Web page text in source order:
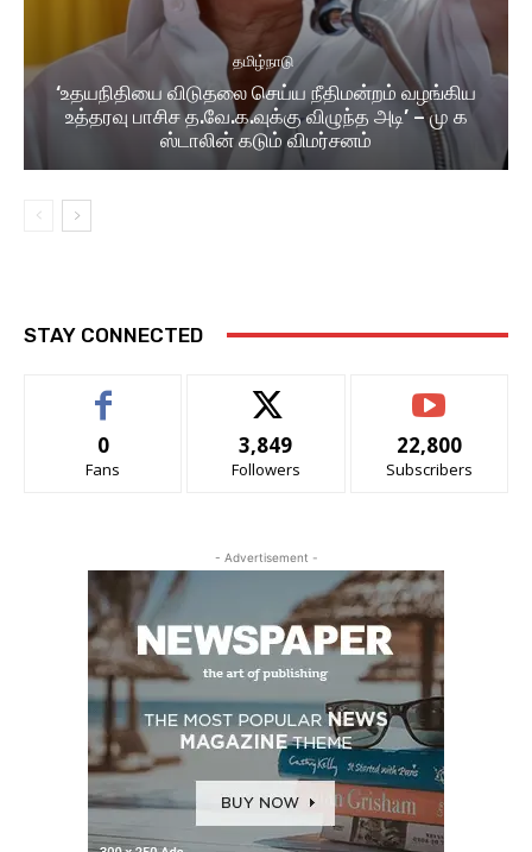
தமிழ்நாடு
‘உதயநிதியை விடுதலை செய்ய நீதிமன்றம் வழங்கிய
உத்தரவு பாசிச த.வே.க.வுக்கு விழுந்த அடி’ – மு க
ஸ்டாலின் கடும் விமர்சனம்
STAY CONNECTED
0
Fans
3,849
Followers
22,800
Subscribers
- Advertisement -